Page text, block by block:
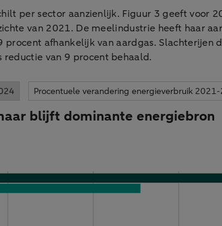
per sector aanzienlijk. Figuur 3 geeft voor
van 2021. De meelindustrie heeft haar
afhankelijk van aardgas. Slachterijen
van 9 procent behaald.